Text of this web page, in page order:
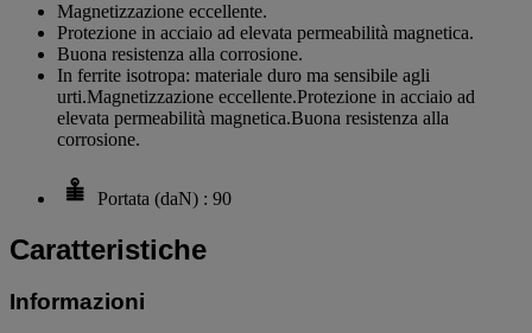
Magnetizzazione eccellente.
Protezione in acciaio ad elevata permeabilità magnetica.
Buona resistenza alla corrosione.
In ferrite isotropa: materiale duro ma sensibile agli
urti.Magnetizzazione eccellente.Protezione in acciaio ad
elevata permeabilità magnetica.Buona resistenza alla
corrosione.
Portata (daN) : 90
Caratteristiche
Informazioni